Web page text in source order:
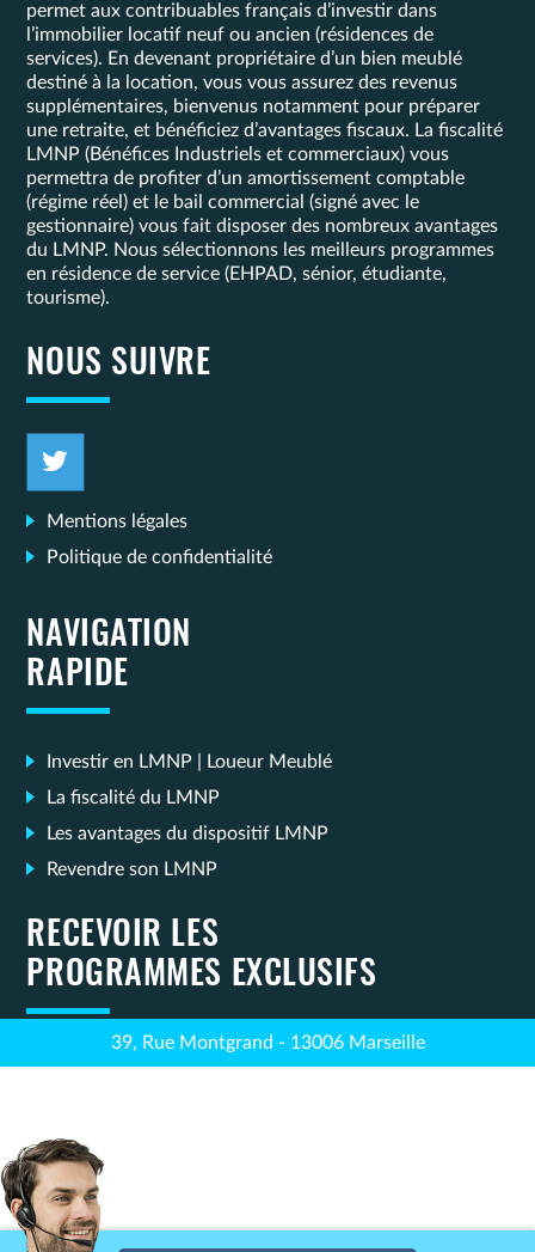
permet aux contribuables français d’investir dans
l’immobilier locatif neuf ou ancien (résidences de
services). En devenant propriétaire d’un bien meublé
destiné à la location, vous vous assurez des revenus
supplémentaires, bienvenus notamment pour préparer
une retraite, et bénéficiez d’avantages fiscaux. La fiscalité
LMNP (Bénéfices Industriels et commerciaux) vous
permettra de profiter d’un amortissement comptable
(régime réel) et le bail commercial (signé avec le
gestionnaire) vous fait disposer des nombreux avantages
du LMNP. Nous sélectionnons les meilleurs programmes
en résidence de service (EHPAD, sénior, étudiante,
tourisme).
NOUS SUIVRE
Mentions légales
Politique de confidentialité
NAVIGATION
RAPIDE
Investir en LMNP | Loueur Meublé
La fiscalité du LMNP
Les avantages du dispositif LMNP
Revendre son LMNP
RECEVOIR LES
PROGRAMMES EXCLUSIFS
39, Rue Montgrand - 13006 Marseille